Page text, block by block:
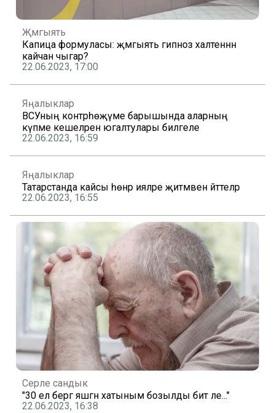
Җәмгыять
Капица формуласы: җәмгыять гипноз халәтеннән
кайчан чыгар?
22.06.2023, 17:00
Яңалыклар
ВСУның контрһөҗүме барышында аларның
күпме кешеләрен югалтулары билгеле
22.06.2023, 16:59
Яңалыклар
Татарстанда кайсы һөнәр ияләре җитмәвен әйттеләр
22.06.2023, 16:55
Серле сандык
"30 ел бергә яшәгән хатыным бозылды бит әле..."
22.06.2023, 16:38